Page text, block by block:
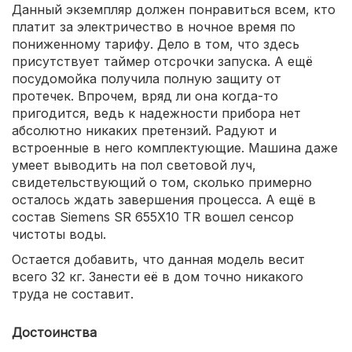
Данный экземпляр должен понравиться всем, кто
платит за электричество в ночное время по
пониженному тарифу. Дело в том, что здесь
присутствует таймер отсрочки запуска. А ещё
посудомойка получила полную защиту от
протечек. Впрочем, вряд ли она когда-то
пригодится, ведь к надежности прибора нет
абсолютно никаких претензий. Радуют и
встроенные в него комплектующие. Машина даже
умеет выводить на пол световой луч,
свидетельствующий о том, сколько примерно
осталось ждать завершения процесса. А ещё в
состав Siemens SR 655X10 TR вошел сенсор
чистоты воды.
Остается добавить, что данная модель весит
всего 32 кг. Занести её в дом точно никакого
труда не составит.
Достоинства